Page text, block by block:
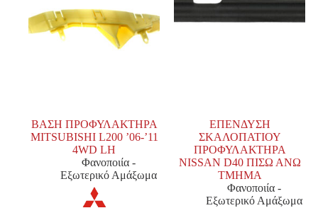
ΒΑΣΗ ΠΡΟΦΥΛΑΚΤΗΡΑ
MITSUBISHI L200 ’06-’11
4WD LH
Φανοποιία -
Εξωτερικό Αμάξωμα
ΕΠΕΝΔΥΣΗ
ΣΚΑΛΟΠΑΤΙΟΥ
ΠΡΟΦΥΛΑΚΤΗΡΑ
NISSAN D40 ΠΙΣΩ ΑΝΩ
TMHMA
Φανοποιία -
Εξωτερικό Αμάξωμα